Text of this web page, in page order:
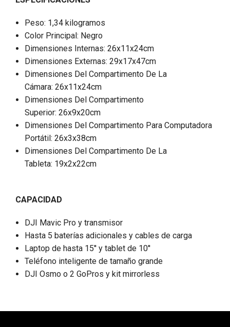
Peso: 1,34 kilogramos
Color Principal: Negro
Dimensiones Internas: 26x11x24cm
Dimensiones Externas: 29x17x47cm
Dimensiones Del Compartimento De La
Cámara: 26x11x24cm
Dimensiones Del Compartimento
Superior: 26x9x20cm
Dimensiones Del Compartimento Para Computadora
Portátil: 26x3x38cm
Dimensiones Del Compartimento De La
Tableta: 19x2x22cm
CAPACIDAD
DJI Mavic Pro y transmisor
Hasta 5 baterías adicionales y cables de carga
Laptop de hasta 15'' y tablet de 10''
Teléfono inteligente de tamaño grande
DJI Osmo o 2 GoPros y kit mirrorless